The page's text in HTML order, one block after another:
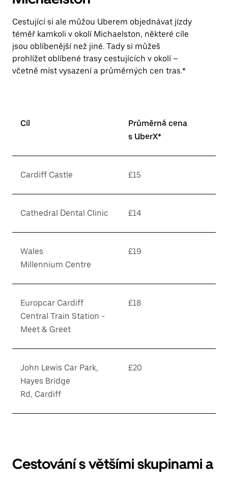
Cestující si ale můžou Uberem objednávat jízdy
téměř kamkoli v okolí Michaelston, některé cíle
jsou oblíbenější než jiné. Tady si můžeš
prohlížet oblíbené trasy cestujících v okolí –
včetně míst vysazení a průměrných cen tras.*
Cíl
Průměrná cena
s UberX*
Cardiff Castle £15
Cathedral Dental Clinic £14
Wales
Millennium Centre
£19
Europcar Cardiff
Central Train Station -
Meet & Greet
£18
John Lewis Car Park,
Hayes Bridge
Rd, Cardiff
£20
Cestování s většími skupinami a